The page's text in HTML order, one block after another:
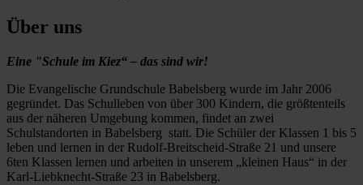
Über uns
Eine "Schule im Kiez“ – das sind wir!
Die Evangelische Grundschule Babelsberg wurde im Jahr 2006
gegründet. Das Schulleben von über 300 Kindern, die größtenteils
aus der näheren Umgebung kommen, findet an zwei
Schulstandorten in Babelsberg statt. Die Schüler der Klassen 1 bis 5
leben und lernen in der Rudolf-Breitscheid-Straße 21 und unsere
6ten Klassen lernen und arbeiten in unserem „kleinen Haus“ in der
Karl-Liebknecht-Straße 23 in Babelsberg.